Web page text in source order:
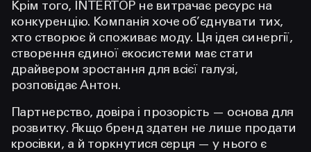
Крім того, INTERTOP не витрачає ресурс на
конкуренцію. Компанія хоче об’єднувати тих,
хто створює й споживає моду. Ця ідея синергії,
створення єдиної екосистеми має стати
драйвером зростання для всієї галузі,
розповідає Антон.
Партнерство, довіра і прозорість — основа для
розвитку. Якщо бренд здатен не лише продати
кросівки, а й торкнутися серця — у нього є